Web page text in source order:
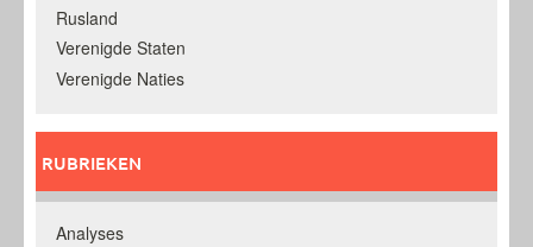
Rusland
Verenigde Staten
Verenigde Naties
RUBRIEKEN
Analyses